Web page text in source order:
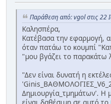
Παράθεση από: vgol στις
Καλησπέρα,
Κατέβασα την εφαρμογή,
όταν πατάω το κουμπί
"μου βγάζει το παρακάτω
"Δεν είναι δυνατή η
Δημιουργία_τμημάτων'. Η